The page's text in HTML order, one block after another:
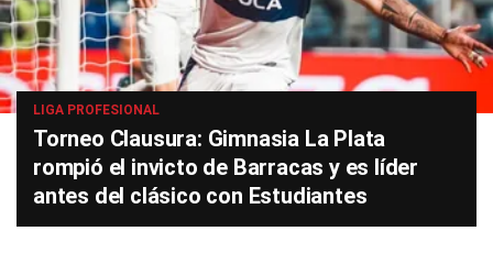
LIGA PROFESIONAL
Torneo Clausura: Gimnasia La Plata
rompió el invicto de Barracas y es líder
antes del clásico con Estudiantes